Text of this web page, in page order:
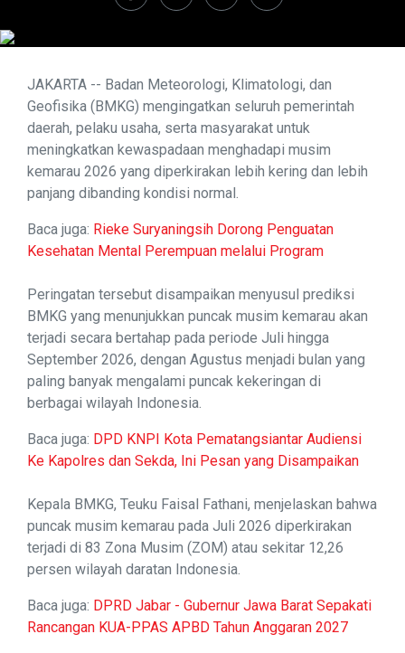
JAKARTA -- Badan Meteorologi, Klimatologi, dan
Geofisika (BMKG) mengingatkan seluruh pemerintah
daerah, pelaku usaha, serta masyarakat untuk
meningkatkan kewaspadaan menghadapi musim
kemarau 2026 yang diperkirakan lebih kering dan lebih
panjang dibanding kondisi normal.
Baca juga: Rieke Suryaningsih Dorong Penguatan
Kesehatan Mental Perempuan melalui Program
Peringatan tersebut disampaikan menyusul prediksi
BMKG yang menunjukkan puncak musim kemarau akan
terjadi secara bertahap pada periode Juli hingga
September 2026, dengan Agustus menjadi bulan yang
paling banyak mengalami puncak kekeringan di
berbagai wilayah Indonesia.
Baca juga: DPD KNPI Kota Pematangsiantar Audiensi
Ke Kapolres dan Sekda, Ini Pesan yang Disampaikan
Kepala BMKG, Teuku Faisal Fathani, menjelaskan bahwa
puncak musim kemarau pada Juli 2026 diperkirakan
terjadi di 83 Zona Musim (ZOM) atau sekitar 12,26
persen wilayah daratan Indonesia.
Baca juga: DPRD Jabar - Gubernur Jawa Barat Sepakati
Rancangan KUA-PPAS APBD Tahun Anggaran 2027